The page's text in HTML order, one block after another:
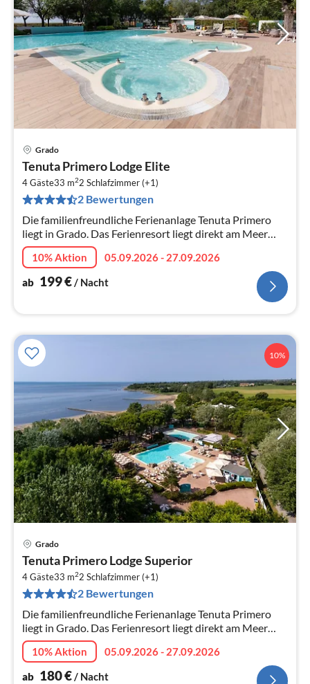
Grado
Tenuta Primero Lodge Elite
4 Gäste33 m22 Schlafzimmer (+1)
2 Bewertungen
Die familienfreundliche Ferienanlage Tenuta Primero
liegt in Grado. Das Ferienresort liegt direkt am Meer
inmitten der wunderschönen Lagunenlandschaft der
nördlichen Adria und biet...
10% Aktion
05.09.2026 - 27.09.2026
ab 199€/ Nacht
10%
Grado
Tenuta Primero Lodge Superior
4 Gäste33 m22 Schlafzimmer (+1)
2 Bewertungen
Die familienfreundliche Ferienanlage Tenuta Primero
liegt in Grado. Das Ferienresort liegt direkt am Meer
inmitten der wunderschönen Lagunenlandschaft der
nördlichen Adria und biet...
10% Aktion
05.09.2026 - 27.09.2026
ab 180€/ Nacht